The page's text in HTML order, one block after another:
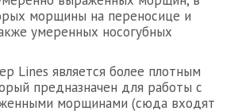
морщины на переносице и
умеренных носогубных
Lines является более плотным
предназначен для работы с
морщинами (сюда входят